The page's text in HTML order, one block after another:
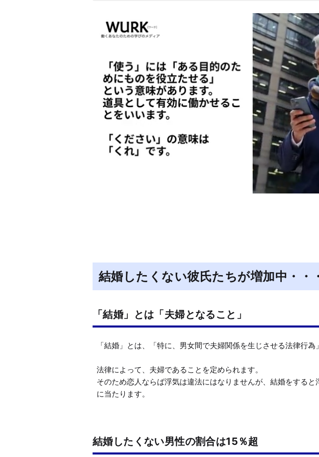
結婚したくない彼氏たちが増加中・・
「結婚」とは「夫婦となること」
「結婚」とは、「特に、男女間で夫婦関係を生じさせる法律行為
法律によって、夫婦であることを定められます。
そのため恋人ならば浮気は違法にはなりませんが、結婚をすると
に当たります。
結婚したくない男性の割合は15％超